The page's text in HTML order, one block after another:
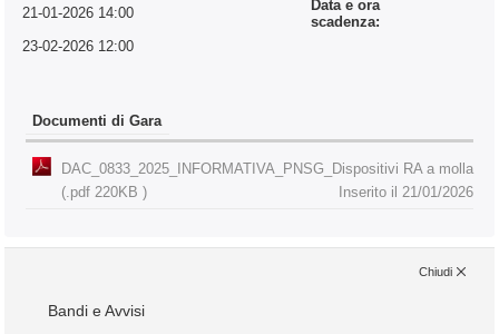
21-01-2026 14:00
Data e ora
scadenza:
23-02-2026 12:00
Documenti di Gara
DAC_0833_2025_INFORMATIVA_PNSG_Dispositivi RA a molla
(.pdf 220KB )
Inserito il 21/01/2026
Chiudi
Bandi e Avvisi